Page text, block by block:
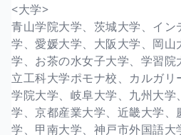
<大学>
青山学院大学、茨城大学、イ
学、愛媛大学、大阪大学、岡山
学、お茶の水女子大学、学習院
立工科大学ポモナ校、カルガ
学院大学、岐阜大学、九州大
学、京都産業大学、近畿大学
学、甲南大学、神戸市外国語